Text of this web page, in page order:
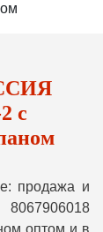
с
продажа и
оптом и в